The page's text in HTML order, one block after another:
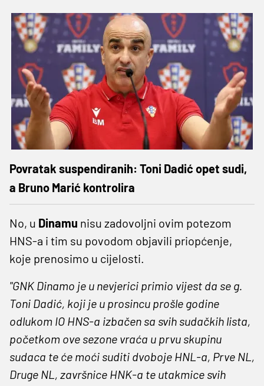
Povratak suspendiranih: Toni Dadić opet sudi,
a Bruno Marić kontrolira
No, u Dinamu nisu zadovoljni ovim potezom
HNS-a i tim su povodom objavili priopćenje,
koje prenosimo u cijelosti.
"GNK Dinamo je u nevjerici primio vijest da se g.
Toni Dadić, koji je u prosincu prošle godine
odlukom IO HNS-a izbačen sa svih sudačkih lista,
početkom ove sezone vraća u prvu skupinu
sudaca te će moći suditi dvoboje HNL-a, Prve NL,
Druge NL, završnice HNK-a te utakmice svih